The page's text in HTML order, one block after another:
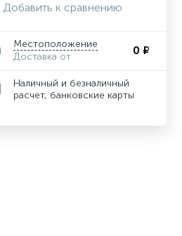
Добавить к сравнению
Местоположение
Доставка от
0 ₽
Наличный и безналичный
расчет, банковские карты